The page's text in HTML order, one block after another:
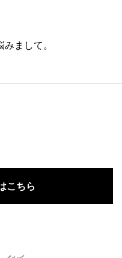
まして。
こちら